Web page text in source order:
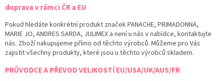
doprava v rámci ČR a EU
Pokud hledáte konkrétní produkt značek PANACHE, PRIMADONNA,
MARIE JO, ANDRES SARDA, JULIMEX a není u nás v nabídce, kontaktujte
nás. Zboží nakupujeme přímo od těchto výrobců. Můžeme pro Vás
zajistit všechny produkty, které jsou u těchto výrobců skladem.
PRŮVODCE A PŘEVOD VELIKOSTÍ EU/USA/UK/AUS/FR